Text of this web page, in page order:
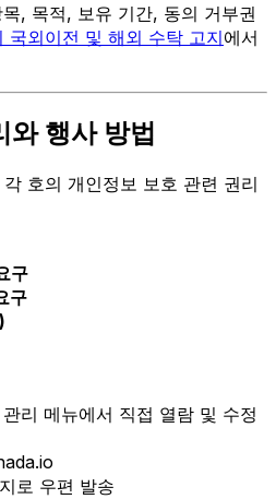
, 목적, 보유 기간, 동의 거부권
국외이전 및 해외 수탁 고지에서
와 행사 방법
호의 개인정보 보호 관련 권리
구
구
리 메뉴에서 직접 열람 및 수정
로 우편 발송